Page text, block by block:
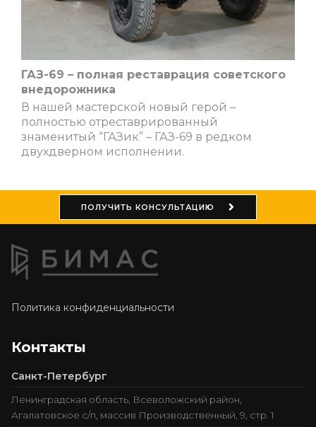
ГАЗ-69 – полная реставрация советского
внедорожника
В нашей мастерской новый герой –
полностью отреставрированный
знаменитый “ГАЗик” – ГАЗ-69 в редком
двухдверном исполнении.
ПОЛУЧИТЬ КОНСУЛЬТАЦИЮ
Политика конфиденциальности
Контакты
Санкт-Петербург
Ленинградская область, Всеволожский район,
Агалатовское с/п, массив Производственный, 9, стр. 1